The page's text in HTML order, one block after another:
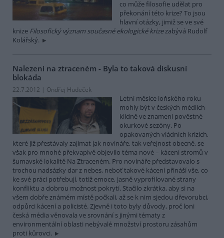
co může filosofie udělat pro
překonání této krize? To jsou
hlavní otázky, jimiž se ve své
knize Filosofický význam současné ekologické krizezabývá Rudolf
Kolářský.
Nalezeni na ztraceném - Byla to taková diskusní
blokáda
22.7.2012 | Ondřej Hudeček
Letní měsíce loňského roku
mohly být v českých médiích
klidně ve znamení pověstné
okurkové sezóny. Po
opakovaných vládních krizích,
které již přestávaly zajímat jak novináře, tak veřejnost obecně, se
však pro mnohé překvapivě objevilo téma nové – kácení stromů v
šumavské lokalitě Na Ztraceném. Pro novináře představovalo s
trochou nadsázky dar z nebes, neboť takové kácení přináší vše, co
ke své práci potřebují, totiž emoce, jasně vyprofilované strany
konfliktu a dobrou možnost pokrytí. Stačilo zkrátka, aby si na
všem dobře známém místě počkali, až se k nim sjedou dřevorubci,
odpůrci kácení a policisté. Zjevně i toto byly důvody, proč loni
česká média věnovala ve srovnání s jinými tématy z
environmentální oblasti nebývalé množství prostoru zásahům
proti kůrovci.